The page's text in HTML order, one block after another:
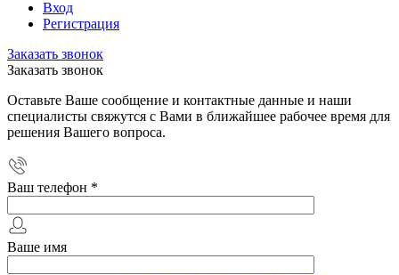
Вход
Регистрация
Заказать звонок
Заказать звонок
Оставьте Ваше сообщение и контактные данные и наши
специалисты свяжутся с Вами в ближайшее рабочее время для
решения Вашего вопроса.
Ваш телефон *
Ваше имя